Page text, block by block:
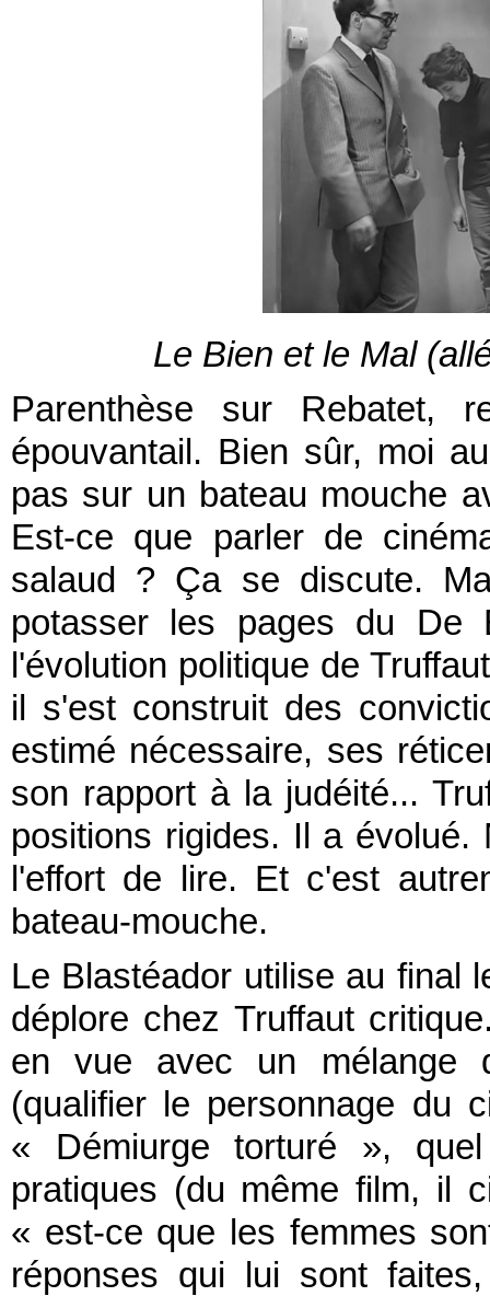
Le Bien et le Mal
Parenthèse sur Rebatet,
épouvantail. Bien sûr, moi
pas sur un bateau mouche
Est-ce que parler de
salaud ? Ça se discute.
potasser les pages du De
l'évolution politique de
il s'est construit des
estimé nécessaire, ses
son rapport à la judéité...
positions rigides. Il a
l'effort de lire. Et c'est
bateau-mouche.
Le Blastéador utilise au final
déplore chez Truffaut
en vue avec un mélange
(qualifier le personnage du
« Démiurge torturé »,
pratiques (du même film, il
« est-ce que les femmes
réponses qui lui sont